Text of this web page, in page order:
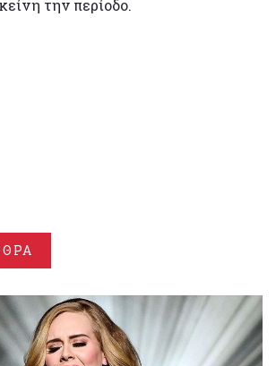
την περίοδο.